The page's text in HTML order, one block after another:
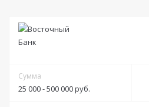
Сумма
25 000 - 500 000 руб.